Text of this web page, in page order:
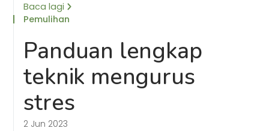
Baca lagi
Pemulihan
Panduan lengkap
teknik mengurus
stres
2 Jun 2023